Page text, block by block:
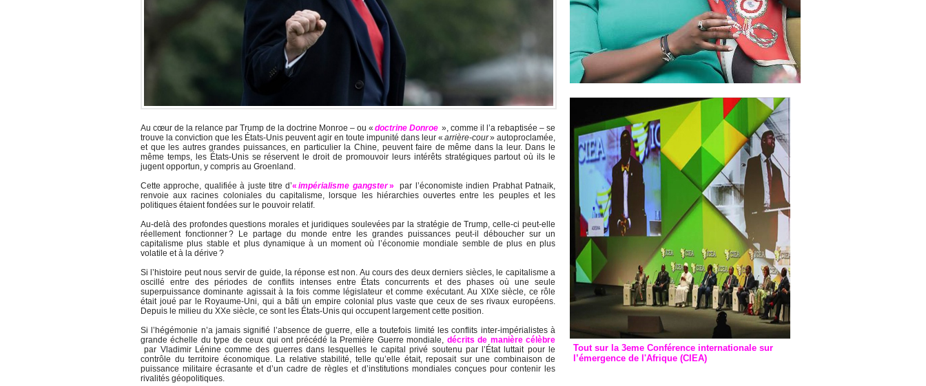
Au cœur de la relance par Trump de la doctrine Monroe – ou « doctrine Donroe », comme il l’a rebaptisée – se
trouve la conviction que les États-Unis peuvent agir en toute impunité dans leur « arrière-cour» autoproclamée,
et que les autres grandes puissances, en particulier la Chine, peuvent faire de même dans la leur. Dans le
même temps, les États-Unis se réservent le droit de promouvoir leurs intérêts stratégiques partout où ils le
jugent opportun, y compris au Groenland.
Cette approche, qualifiée à juste titre d’«impérialisme gangster» par l’économiste indien Prabhat Patnaik,
renvoie aux racines coloniales du capitalisme, lorsque les hiérarchies ouvertes entre les peuples et les
politiques étaient fondées sur le pouvoir relatif.
Au-delà des profondes questions morales et juridiques soulevées par la stratégie de Trump, celle-ci peut-elle
réellement fonctionner ? Le partage du monde entre les grandes puissances peut-il déboucher sur un
capitalisme plus stable et plus dynamique à un moment où l’économie mondiale semble de plus en plus
volatile et à la dérive ?
Si l’histoire peut nous servir de guide, la réponse est non. Au cours des deux derniers siècles, le capitalisme a
oscillé entre des périodes de conflits intenses entre États concurrents et des phases où une seule
superpuissance dominante agissait à la fois comme législateur et comme exécutant. Au XIXe siècle, ce rôle
était joué par le Royaume-Uni, qui a bâti un empire colonial plus vaste que ceux de ses rivaux européens.
Depuis le milieu du XXe siècle, ce sont les États-Unis qui occupent largement cette position.
Si l’hégémonie n’a jamais signifié l’absence de guerre, elle a toutefois limité les conflits inter-impérialistes à
grande échelle du type de ceux qui ont précédé la Première Guerre mondiale, décrits de manière célèbre
par Vladimir Lénine comme des guerres dans lesquelles le capital privé soutenu par l’État luttait pour le
contrôle du territoire économique. La relative stabilité, telle qu’elle était, reposait sur une combinaison de
puissance militaire écrasante et d’un cadre de règles et d’institutions mondiales conçues pour contenir les
rivalités géopolitiques.
Tout sur la 3eme Conférence internationale sur
l’émergence de l'Afrique (CIEA)